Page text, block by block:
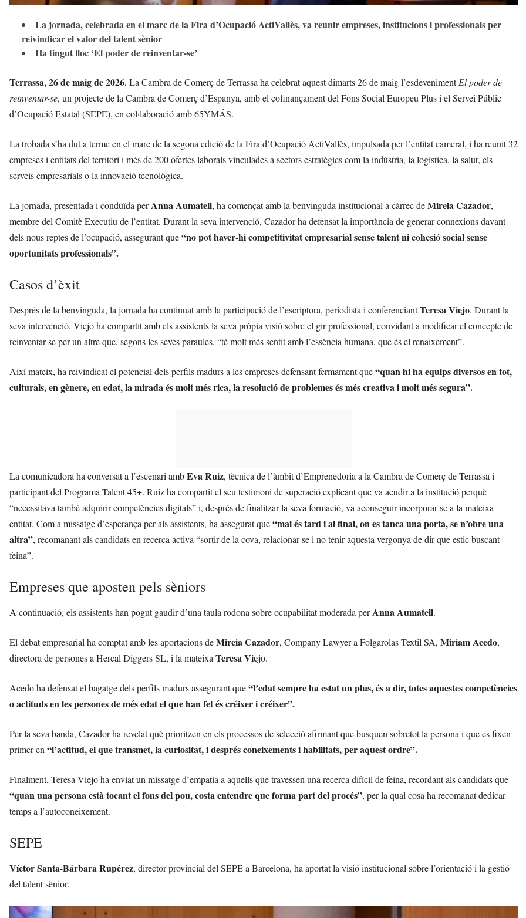
La jornada, celebrada en el marc de la Fira d’Ocupació ActiVallès, va reunir empreses, institucions i professionals per
reivindicar el valor del talent sènior
Ha tingut lloc ‘El poder de reinventar-se’
Terrassa, 26 de maig de 2026.La Cambra de Comerç de Terrassa ha celebrat aquest dimarts 26 de maig l’esdevenimentEl poder de
reinventar-se, un projecte de la Cambra de Comerç d’Espanya, amb el cofinançament del Fons Social Europeu Plus i el Servei Públic
d’Ocupació Estatal (SEPE), en col·laboració amb 65YMÁS.
La trobada s’ha dut a terme en el marc de la segona edició de la Fira d’Ocupació ActiVallès, impulsada per l’entitat cameral, i ha reunit 32
empreses i entitats del territori i més de 200 ofertes laborals vinculades a sectors estratègics com la indústria, la logística, la salut, els
serveis empresarials o la innovació tecnològica.
La jornada, presentada i conduïda perAnna Aumatell, ha començat amb la benvinguda institucional a càrrec deMireia Cazador,
membre del Comitè Executiu de l’entitat. Durant la seva intervenció, Cazador ha defensat la importància de generar connexions davant
dels nous reptes de l’ocupació, assegurant que“no pot haver-hi competitivitat empresarial sense talent ni cohesió social sense
oportunitats professionals”.
Casos d’èxit
Després de la benvinguda, la jornada ha continuat amb la participació de l’escriptora, periodista i conferenciantTeresa Viejo. Durant la
seva intervenció, Viejo ha compartit amb els assistents la seva pròpia visió sobre el gir professional, convidant a modificar el concepte de
reinventar-se per un altre que, segons les seves paraules, “té molt més sentit amb l’essència humana, que és el renaixement”.
Així mateix, ha reivindicat el potencial dels perfils madurs a les empreses defensant fermament que“quan hi ha equips diversos en tot,
culturals, en gènere, en edat, la mirada és molt més rica, la resolució de problemes és més creativa i molt més segura”.
La comunicadora ha conversat a l’escenari ambEva Ruiz, tècnica de l’àmbit d’Emprenedoria a la Cambra de Comerç de Terrassa i
participant del Programa Talent 45+. Ruiz ha compartit el seu testimoni de superació explicant que va acudir a la institució perquè
“necessitava també adquirir competències digitals” i, després de finalitzar la seva formació, va aconseguir incorporar-se a la mateixa
entitat. Com a missatge d’esperança per als assistents, ha assegurat que“mai és tard i al final, on es tanca una porta, se n’obre una
altra”, recomanant als candidats en recerca activa “sortir de la cova, relacionar-se i no tenir aquesta vergonya de dir que estic buscant
feina”.
Empreses que aposten pels sèniors
A continuació, els assistents han pogut gaudir d’una taula rodona sobre ocupabilitat moderada perAnna Aumatell.
El debat empresarial ha comptat amb les aportacions deMireia Cazador, Company Lawyer a Folgarolas Textil SA, Miriam Acedo,
directora de persones a Hercal Diggers SL, i la mateixaTeresa Viejo.
Acedo ha defensat el bagatge dels perfils madurs assegurant que“l’edat sempre ha estat un plus, és a dir, totes aquestes competències
o actituds en les persones de més edat el que han fet és créixer i créixer”.
Per la seva banda, Cazador ha revelat què prioritzen en els processos de selecció afirmant que busquen sobretot la persona i que es fixen
primer en“l’actitud, el que transmet, la curiositat, i després coneixements i habilitats, per aquest ordre”.
Finalment, Teresa Viejo ha enviat un missatge d’empatia a aquells que travessen una recerca difícil de feina, recordant als candidats que
“quan una persona està tocant el fons del pou, costa entendre que forma part del procés”, per la qual cosa ha recomanat dedicar
temps a l’autoconeixement.
SEPE
Víctor Santa-Bárbara Rupérez, director provincial del SEPE a Barcelona, ha aportat la visió institucional sobre l’orientació i la gestió
del talent sènior.